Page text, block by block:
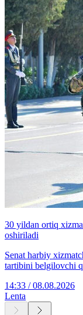
30 yildan ortiq
oshiriladi
Senat harbiy
tartibini belgilovchi
14:33 / 08.08.2026
Lenta